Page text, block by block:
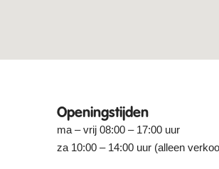
Openingstijden
ma – vrij 08:00 – 17:00 uur
za 10:00 – 14:00 uur (alleen